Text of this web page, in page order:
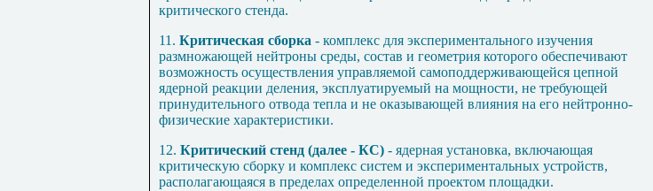
критического стенда.
11. Критическая сборка - комплекс для экспериментального изучения
размножающей нейтроны среды, состав и геометрия которого обеспечивают
возможность осуществления управляемой самоподдерживающейся цепной
ядерной реакции деления, эксплуатируемый на мощности, не требующей
принудительного отвода тепла и не оказывающей влияния на его нейтронно-
физические характеристики.
12. Критический стенд (далее - КС) - ядерная установка, включающая
критическую сборку и комплекс систем и экспериментальных устройств,
располагающаяся в пределах определенной проектом площадки.